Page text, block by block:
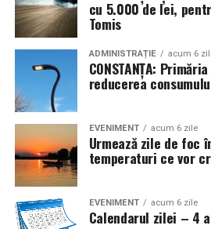
* În urmă cu 112 ani (1914), în
Primului Război Mondial,
răspuns, Marea Britanie a declarat
Statele Unite și-au proclamat
* Se marchează 110 ani (1916) de
Bucureşti, a Tratatului de alianţă
parte, şi Rusia, Franţa, Marea
parte, pentru intrarea ţării
Antantei (în prima conflagraţie
14/27.VIII.1916 România a
Ungariei, dată ce a marcat
cu 5.000 de lei,
Tomis
ADMINISTRAȚIE acum 6
CONSTANȚA:
reducerea
EVENIMENT acum 6 zile
Urmează zile de foc
temperaturi ce vor
EVENIMENT acum 6 zile
Calendarul zilei – 4